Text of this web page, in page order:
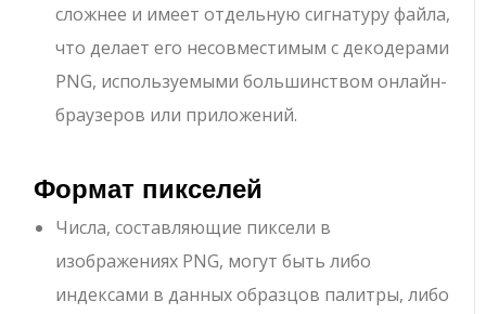
сложнее и имеет отдельную сигнатуру файла,
что делает его несовместимым с декодерами
PNG, используемыми большинством онлайн-
браузеров или приложений.
Формат пикселей
Числа, составляющие пиксели в
изображениях PNG, могут быть либо
индексами в данных образцов палитры, либо